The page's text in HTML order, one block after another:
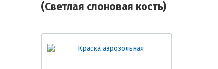
(Светлая слоновая кость)